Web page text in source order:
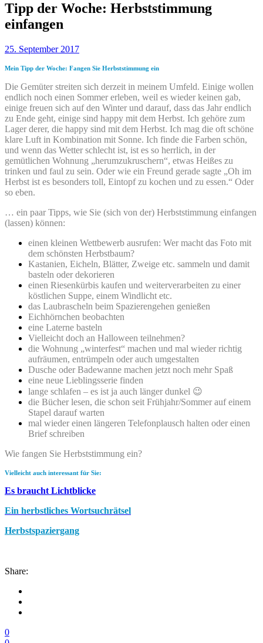
Tipp der Woche: Herbststimmung
einfangen
25. September 2017
Mein Tipp der Woche: Fangen Sie Herbststimmung ein
Die Gemüter streiten sich derzeit in meinem Umfeld. Einige wollen
endlich noch einen Sommer erleben, weil es wieder keinen gab,
einige freuen sich auf den Winter und darauf, dass das Jahr endlich
zu Ende geht, einige sind happy mit dem Herbst. Ich gehöre zum
Lager derer, die happy sind mit dem Herbst. Ich mag die oft schöne
klare Luft in Kombination mit Sonne. Ich finde die Farben schön,
und wenn das Wetter schlecht ist, ist es so herrlich, in der
gemütlichen Wohnung „herumzukruschern“, etwas Heißes zu
trinken und faul zu sein. Oder wie ein Freund gerade sagte „Oh im
Herbst ist es besonders toll, Eintopf zu kochen und zu essen.“ Oder
so eben.
… ein paar Tipps, wie Sie (sich von der) Herbststimmung einfangen
(lassen) können:
einen kleinen Wettbewerb ausrufen: Wer macht das Foto mit
dem schönsten Herbstbaum?
Kastanien, Eicheln, Blätter, Zweige etc. sammeln und damit
basteln oder dekorieren
einen Riesenkürbis kaufen und weiterverarbeiten zu einer
köstlichen Suppe, einem Windlicht etc.
das Laubrascheln beim Spazierengehen genießen
Eichhörnchen beobachten
eine Laterne basteln
Vielleicht doch an Halloween teilnehmen?
die Wohnung „winterfest“ machen und mal wieder richtig
aufräumen, entrümpeln oder auch umgestalten
Dusche oder Badewanne machen jetzt noch mehr Spaß
eine neue Lieblingsserie finden
lange schlafen – es ist ja auch länger dunkel 😉
die Bücher lesen, die schon seit Frühjahr/Sommer auf einem
Stapel darauf warten
mal wieder einen längeren Telefonplausch halten oder einen
Brief schreiben
Wie fangen Sie Herbststimmung ein?
Vielleicht auch interessant für Sie:
Es braucht Lichtblicke
Ein herbstliches Wortsuchrätsel
Herbstspaziergang
Share:
0